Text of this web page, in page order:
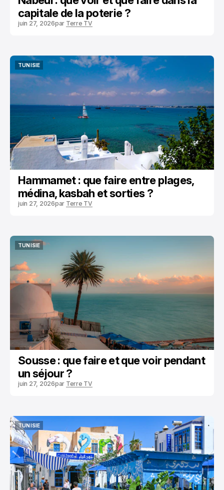
capitale de la poterie ?
juin 27, 2026par Terre TV
TUNISIE
TUNISIE
Hammamet : que faire entre plages,
médina, kasbah et sorties ?
juin 27, 2026par Terre TV
TUNISIE
Sousse : que faire et que voir pendant
un séjour ?
juin 27, 2026par Terre TV
TUNISIE
TUNISIE